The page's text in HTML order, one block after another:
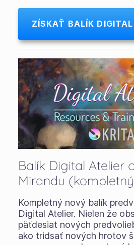
ZÍSKAŤ BALÍK DIGITAL
Balík Digital Atelier
Mirandu
Kompletný nový balík
Digital Atelier. Nielen že
päťdesiat nových
ako tridsať nových hrotov